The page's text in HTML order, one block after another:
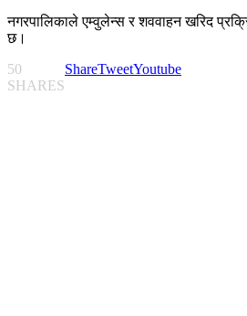
नगरपालिकाले एम्वुलेन्स र शववाहन खरिद
छ।
50
SHARES
ShareTweetYoutube